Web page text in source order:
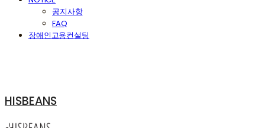
공지사항
FAQ
장애인고용컨설팅
HISBEANS